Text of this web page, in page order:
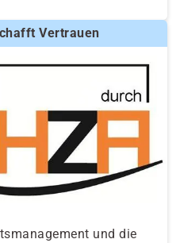
Vertrauen
und die